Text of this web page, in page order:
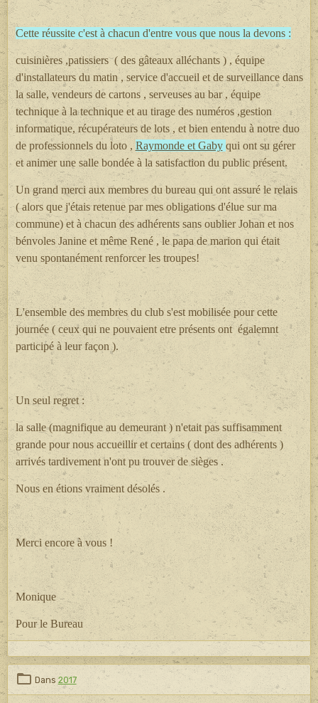
Cette réussite c'est à chacun d'entre vous que nous la devons :
cuisinières ,patissiers ( des gâteaux alléchants ) , équipe
d'installateurs du matin , service d'accueil et de surveillance dans
la salle, vendeurs de cartons , serveuses au bar , équipe
technique à la technique et au tirage des numéros ,gestion
informatique, récupérateurs de lots , et bien entendu à notre duo
de professionnels du loto , Raymonde et Gaby qui ont su gérer
et animer une salle bondée à la satisfaction du public présent.
Un grand merci aux membres du bureau qui ont assuré le relais
( alors que j'étais retenue par mes obligations d'élue sur ma
commune) et à chacun des adhérents sans oublier Johan et nos
bénvoles Janine et même René , le papa de marion qui était
venu spontanément renforcer les troupes!
L'ensemble des membres du club s'est mobilisée pour cette
journée ( ceux qui ne pouvaient etre présents ont égalemnt
participé à leur façon ).
Un seul regret :
la salle (magnifique au demeurant ) n'etait pas suffisamment
grande pour nous accueillir et certains ( dont des adhérents )
arrivés tardivement n'ont pu trouver de sièges .
Nous en étions vraiment désolés .
Merci encore à vous !
Monique
Pour le Bureau
Dans 2017